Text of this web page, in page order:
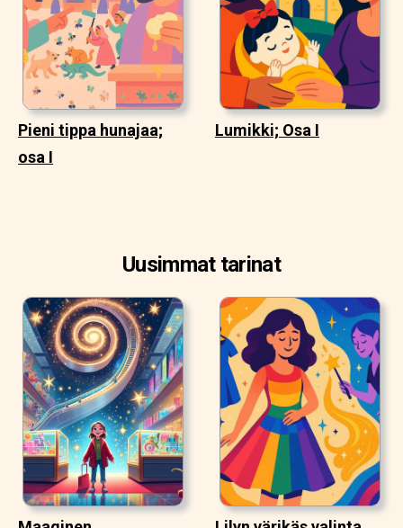
Pieni tippa hunajaa;
osa I
Lumikki; Osa I
Uusimmat tarinat